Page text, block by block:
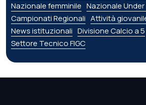
Nazionale femminile Nazionale Under
Campionati Regionali Attività
News istituzionali Divisione Calcio a 5
Settore Tecnico FIGC